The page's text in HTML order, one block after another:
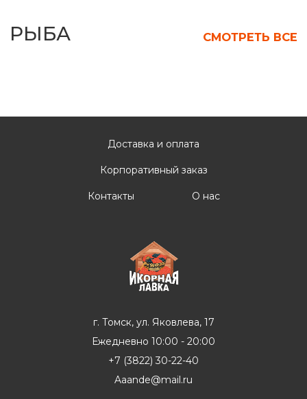
Доставка и оплата
Корпоративный заказ
Контакты О нас
г. Томск, ул. Яковлева, 17
Ежедневно 10:00 - 20:00
+7 (3822) 30-22-40
Aaande@mail.ru